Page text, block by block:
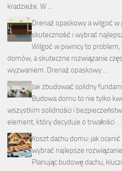
kradzieże. W …
Drenaż opaskowy a wilgoć w
skuteczność i wybrać
Wilgoć w piwnicy to problem,
domów, a skuteczne rozwiązanie
wyzwaniem. Drenaż opaskowy …
Jak zbudować solidny
Budowa domu to nie tylko
wszystkim solidności i
element, który decyduje o trwałości …
Koszt dachu domu: jak
wybrać najlepsze
Planując budowę dachu,